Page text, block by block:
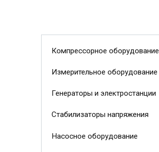
Компрессорное оборудование
Измерительное оборудование
Генераторы и электростанции
Стабилизаторы напряжения
Насосное оборудование